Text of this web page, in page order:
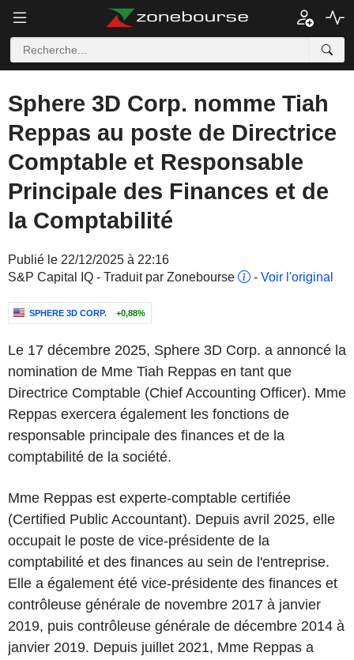
Sphere 3D Corp. nomme Tiah
Reppas au poste de Directrice
Comptable et Responsable
Principale des Finances et de
la Comptabilité
Publié le 22/12/2025 à 22:16
S&P Capital IQ - Traduit par Zonebourse
- Voir l'original
SPHERE 3D CORP. +0,88%
Le 17 décembre 2025, Sphere 3D Corp. a annoncé la
nomination de Mme Tiah Reppas en tant que
Directrice Comptable (Chief Accounting Officer). Mme
Reppas exercera également les fonctions de
responsable principale des finances et de la
comptabilité de la société.
Mme Reppas est experte-comptable certifiée
(Certified Public Accountant). Depuis avril 2025, elle
occupait le poste de vice-présidente de la
comptabilité et des finances au sein de l'entreprise.
Elle a également été vice-présidente des finances et
contrôleuse générale de novembre 2017 à janvier
2019, puis contrôleuse générale de décembre 2014 à
janvier 2019. Depuis juillet 2021, Mme Reppas a